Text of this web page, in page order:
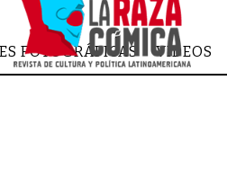
FOTOGRÁFICAS VIDEOS